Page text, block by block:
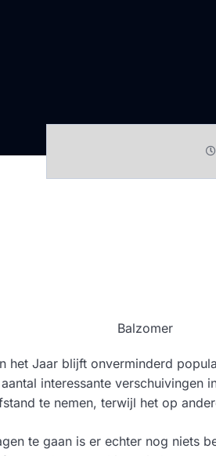
het Jaar blijft onverminderd
interessante verschuivingen
te nemen, terwijl het op
te gaan is er echter nog niets